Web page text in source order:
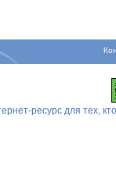
ресурс для тех,